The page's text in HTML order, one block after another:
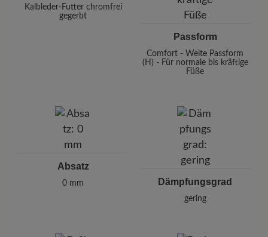
Kalbleder-Futter chromfrei
gegerbt
Passform
Comfort - Weite Passform
(H) - Für normale bis kräftige
Füße
Absatz
0 mm Dämpfungsgrad
gering